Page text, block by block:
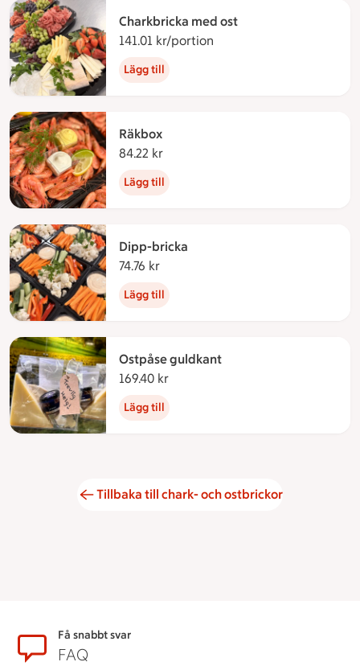
Charkbricka med ost
141.01 kr/portion
Lägg till
Räkbox
84.22 kr
Lägg till
Dipp-bricka
74.76 kr
Lägg till
Ostpåse guldkant
169.40 kr
Lägg till
Tillbaka till chark- och ostbrickor
SidfotFå snabbt svar
FAQ